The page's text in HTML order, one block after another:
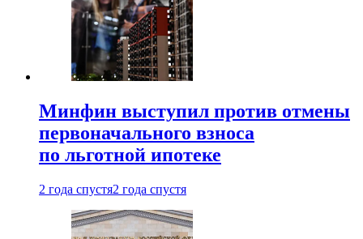
Минфин выступил против отмены
первоначального взноса
по льготной ипотеке
2 года спустя2 года спустя